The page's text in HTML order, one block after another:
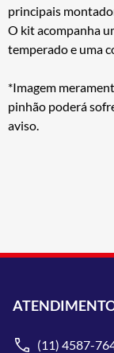
principais
O kit acompanha
temperado e uma
*Imagem
pinhão poderá
aviso.
(11) 4587-